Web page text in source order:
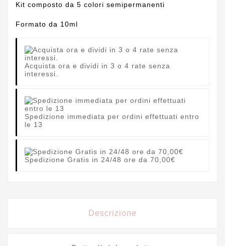
Kit composto da 5 colori semipermanenti
Formato da 10ml
Acquista ora e dividi in 3 o 4 rate senza
interessi.
Spedizione immediata per ordini effettuati entro
le 13
Spedizione Gratis in 24/48 ore da 70,00€
Descrizione